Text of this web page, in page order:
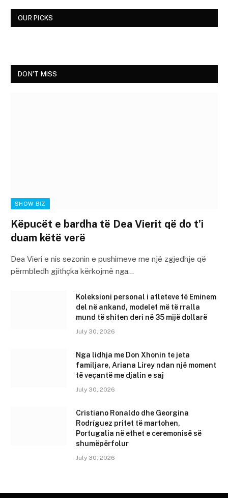
OUR PICKS
DON'T MISS
SHOW BIZ
Këpucët e bardha të Dea Vierit që do t’i
duam këtë verë
Dea Vieri e nis sezonin e pushimeve me një zgjedhje që
përmbledh gjithçka kërkojmë nga…
Koleksioni personal i atleteve të Eminem
del në ankand, modelet më të rralla
mund të shiten deri në 35 mijë dollarë
July 30, 2026
Nga lidhja me Don Xhonin te jeta
familjare, Ariana Lirey ndan një moment
të veçantë me djalin e saj
July 30, 2026
Cristiano Ronaldo dhe Georgina
Rodríguez pritet të martohen,
Portugalia në ethet e ceremonisë së
shumëpërfolur
July 30, 2026